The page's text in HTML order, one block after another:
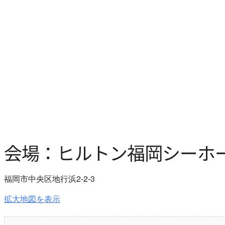
会場：ヒルトン福岡シー
福岡市中央区地行浜2-2-3
拡大地図を表示